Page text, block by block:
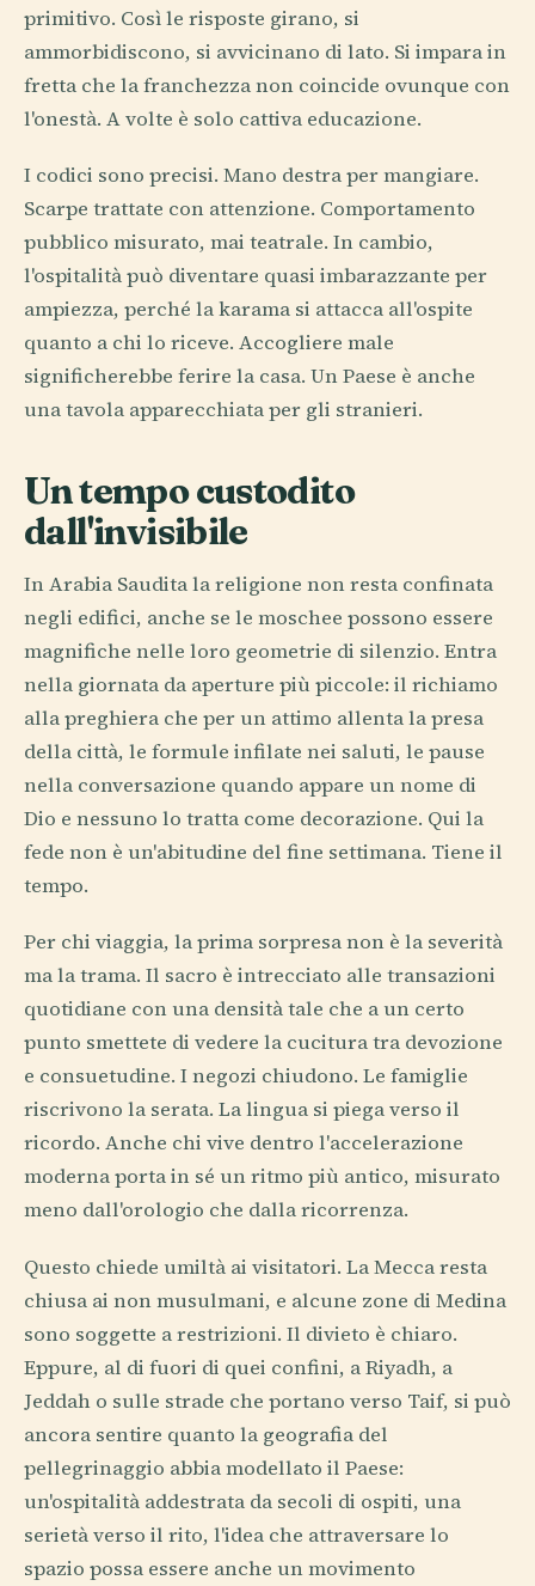
primitivo. Così le risposte girano, si
ammorbidiscono, si avvicinano di lato. Si impara in
fretta che la franchezza non coincide ovunque con
l'onestà. A volte è solo cattiva educazione.
I codici sono precisi. Mano destra per mangiare.
Scarpe trattate con attenzione. Comportamento
pubblico misurato, mai teatrale. In cambio,
l'ospitalità può diventare quasi imbarazzante per
ampiezza, perché la karama si attacca all'ospite
quanto a chi lo riceve. Accogliere male
significherebbe ferire la casa. Un Paese è anche
una tavola apparecchiata per gli stranieri.
Un tempo custodito
dall'invisibile
In Arabia Saudita la religione non resta confinata
negli edifici, anche se le moschee possono essere
magnifiche nelle loro geometrie di silenzio. Entra
nella giornata da aperture più piccole: il richiamo
alla preghiera che per un attimo allenta la presa
della città, le formule infilate nei saluti, le pause
nella conversazione quando appare un nome di
Dio e nessuno lo tratta come decorazione. Qui la
fede non è un'abitudine del fine settimana. Tiene il
tempo.
Per chi viaggia, la prima sorpresa non è la severità
ma la trama. Il sacro è intrecciato alle transazioni
quotidiane con una densità tale che a un certo
punto smettete di vedere la cucitura tra devozione
e consuetudine. I negozi chiudono. Le famiglie
riscrivono la serata. La lingua si piega verso il
ricordo. Anche chi vive dentro l'accelerazione
moderna porta in sé un ritmo più antico, misurato
meno dall'orologio che dalla ricorrenza.
Questo chiede umiltà ai visitatori. La Mecca resta
chiusa ai non musulmani, e alcune zone di Medina
sono soggette a restrizioni. Il divieto è chiaro.
Eppure, al di fuori di quei confini, a Riyadh, a
Jeddah o sulle strade che portano verso Taif, si può
ancora sentire quanto la geografia del
pellegrinaggio abbia modellato il Paese:
un'ospitalità addestrata da secoli di ospiti, una
serietà verso il rito, l'idea che attraversare lo
spazio possa essere anche un movimento